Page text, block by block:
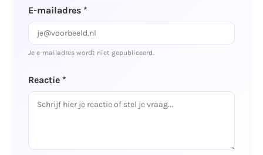
Reactie *
E-mailadres *
Je e-mailadres wordt niet gepubliceerd.